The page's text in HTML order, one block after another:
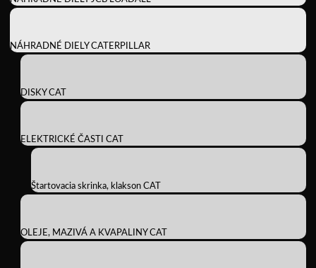
NÁHRADNÉ DIELY CATERPILLAR
DISKY CAT
ELEKTRICKÉ ČASTI CAT
Štartovacia skrinka, klakson CAT
OLEJE, MAZIVÁ A KVAPALINY CAT